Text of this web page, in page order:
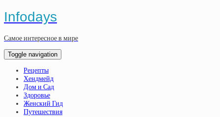
Infodays
Самое интересное в мире
Toggle navigation
Рецепты
Хендмейд
Дом и Сад
Здоровье
Женский Гид
Путешествия